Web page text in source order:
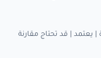
يعتمد | قد تحتاج مقارنة